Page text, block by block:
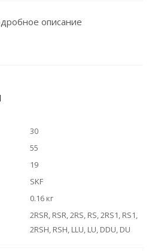
описание
30
55
19
SKF
0.16 кг
2RSR, RSR, 2RS, RS, 2RS1, RS1,
2RSH, RSH, LLU, LU, DDU, DU